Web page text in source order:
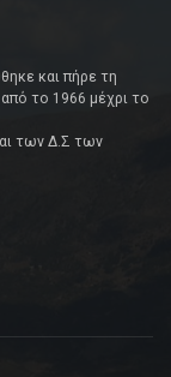
και πήρε τη
το 1966 μέχρι το
των Δ.Σ των